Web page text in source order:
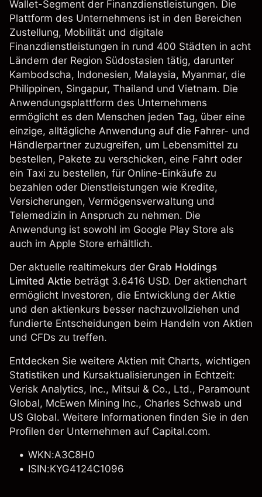
Wallet-Segment der Finanzdienstleistungen. Die
Plattform des Unternehmens ist in den Bereichen
Zustellung, Mobilität und digitale
Finanzdienstleistungen in rund 400 Städten in acht
Ländern der Region Südostasien tätig, darunter
Kambodscha, Indonesien, Malaysia, Myanmar, die
Philippinen, Singapur, Thailand und Vietnam. Die
Anwendungsplattform des Unternehmens
ermöglicht es den Menschen jeden Tag, über eine
einzige, alltägliche Anwendung auf die Fahrer- und
Händlerpartner zuzugreifen, um Lebensmittel zu
bestellen, Pakete zu verschicken, eine Fahrt oder
ein Taxi zu bestellen, für Online-Einkäufe zu
bezahlen oder Dienstleistungen wie Kredite,
Versicherungen, Vermögensverwaltung und
Telemedizin in Anspruch zu nehmen. Die
Anwendung ist sowohl im Google Play Store als
auch im Apple Store erhältlich.
Der aktuelle realtimekurs der Grab Holdings
Limited Aktie beträgt 3.6416 USD. Der aktienchart
ermöglicht Investoren, die Entwicklung der Aktie
und den aktienkurs besser nachzuvollziehen und
fundierte Entscheidungen beim Handeln von Aktien
und CFDs zu treffen.
Entdecken Sie weitere Aktien mit Charts, wichtigen
Statistiken und Kursaktualisierungen in Echtzeit:
Verisk Analytics, Inc., Mitsui & Co., Ltd., Paramount
Global, McEwen Mining Inc., Charles Schwab und
US Global. Weitere Informationen finden Sie in den
Profilen der Unternehmen auf Capital.com.
WKN:A3C8H0
ISIN:KYG4124C1096